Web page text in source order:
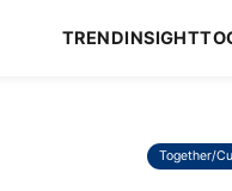
TRENDINSIGHT
Together/